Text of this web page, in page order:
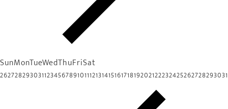
SunMonTueWedThuFriSat
26272829303112345678910111213141516171819202122232425262728293031